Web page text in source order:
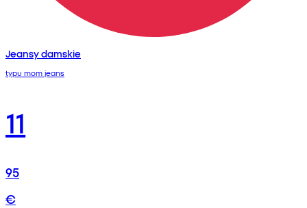
Jeansy damskie
typu mom jeans
11
95
€